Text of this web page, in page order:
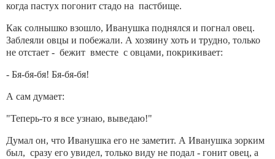
когда пастух погонит стадо на пастбище.
Как солнышко взошло, Иванушка поднялся и погнал овец.
Заблеяли овцы и побежали. А хозяину хоть и трудно, только
не отстает - бежит вместе с овцами, покрикивает:
- Бя-бя-бя! Бя-бя-бя!
А сам думает:
"Теперь-то я все узнаю, выведаю!"
Думал он, что Иванушка его не заметит. А Иванушка зорким
был, сразу его увидел, только виду не подал - гонит овец, а